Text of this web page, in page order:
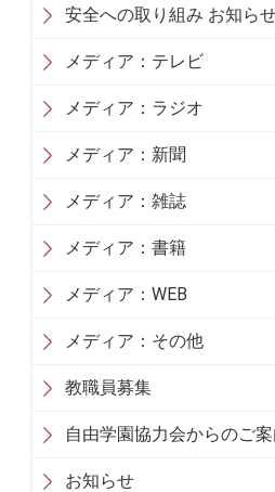
安全への取り組み お知ら
メディア：テレビ
メディア：ラジオ
メディア：新聞
メディア：雑誌
メディア：書籍
メディア：WEB
メディア：その他
教職員募集
自由学園協力会からのご
お知らせ